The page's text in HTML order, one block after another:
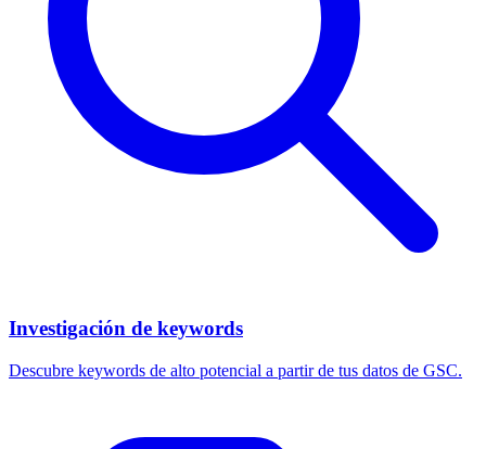
Investigación de keywords
Descubre keywords de alto potencial a partir de tus datos de GSC.